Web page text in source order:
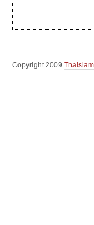
Copyright 2009